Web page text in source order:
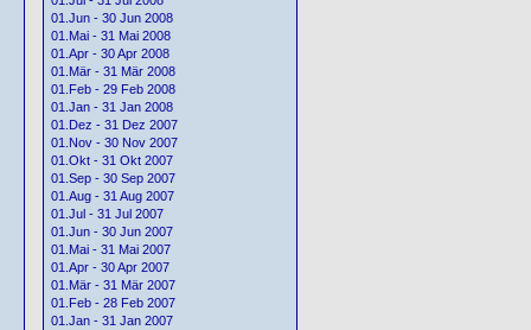
01.Jun - 30 Jun 2008
01.Mai - 31 Mai 2008
01.Apr - 30 Apr 2008
01.Mär - 31 Mär 2008
01.Feb - 29 Feb 2008
01.Jan - 31 Jan 2008
01.Dez - 31 Dez 2007
01.Nov - 30 Nov 2007
01.Okt - 31 Okt 2007
01.Sep - 30 Sep 2007
01.Aug - 31 Aug 2007
01.Jul - 31 Jul 2007
01.Jun - 30 Jun 2007
01.Mai - 31 Mai 2007
01.Apr - 30 Apr 2007
01.Mär - 31 Mär 2007
01.Feb - 28 Feb 2007
01.Jan - 31 Jan 2007